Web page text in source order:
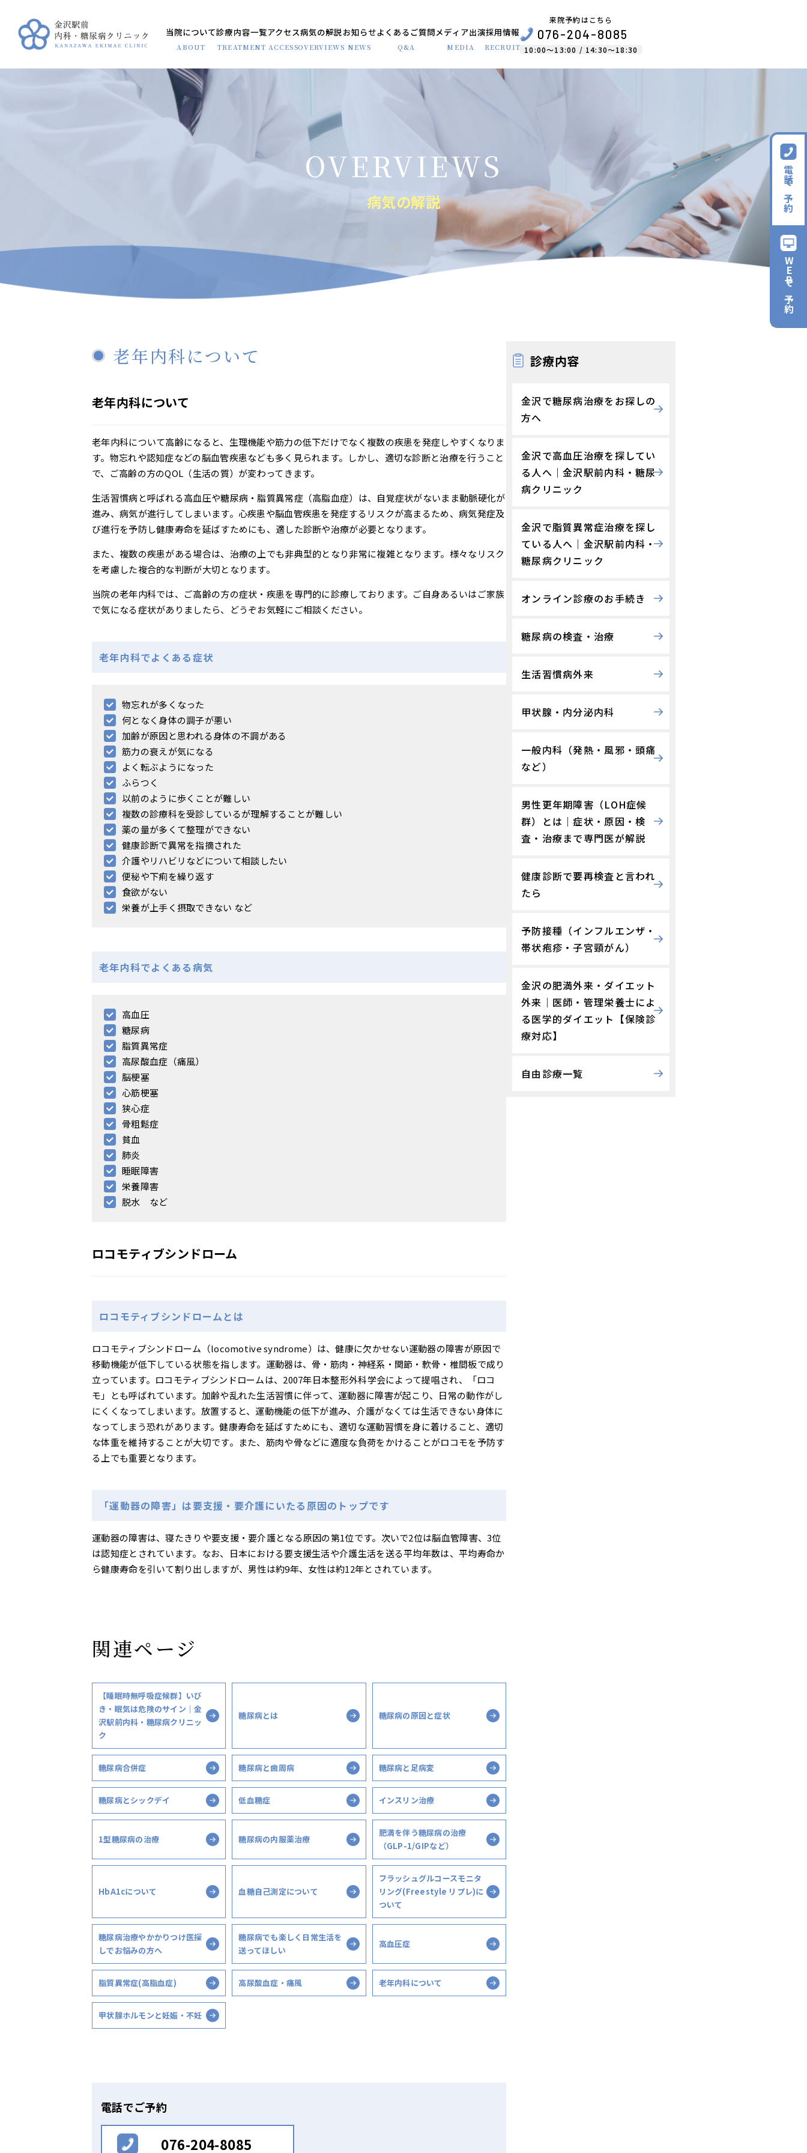
当院について
ABOUT
診療内容一覧
TREATMENT
アクセス
ACCESS
病気の解説
OVERVIEWS
お知らせ
NEWS
よくあるご質問
Q&A
メディア出演
MEDIA
採用情報
RECRUIT
来院予約はこちら
076-204-8085
10:00〜13:00 / 14:30〜18:30
電話で予約
WEBで予約
病気の解説
老年内科について
老年内科について
老年内科について高齢になると、生理機能や筋力の低下だけでなく複数の疾患を発症しやすくなりま
す。物忘れや認知症などの脳血管疾患なども多く見られます。しかし、適切な診断と治療を行うこと
で、ご高齢の方のQOL（生活の質）が変わってきます。
生活習慣病と呼ばれる高血圧や糖尿病・脂質異常症（高脂血症）は、自覚症状がないまま動脈硬化が
進み、病気が進行してしまいます。心疾患や脳血管疾患を発症するリスクが高まるため、病気発症及
び進行を予防し健康寿命を延ばすためにも、適した診断や治療が必要となります。
また、複数の疾患がある場合は、治療の上でも非典型的となり非常に複雑となります。様々なリスク
を考慮した複合的な判断が大切となります。
当院の老年内科では、ご高齢の方の症状・疾患を専門的に診療しております。ご自身あるいはご家族
で気になる症状がありましたら、どうぞお気軽にご相談ください。
老年内科でよくある症状
物忘れが多くなった
何となく身体の調子が悪い
加齢が原因と思われる身体の不調がある
筋力の衰えが気になる
よく転ぶようになった
ふらつく
以前のように歩くことが難しい
複数の診療科を受診しているが理解することが難しい
薬の量が多くて整理ができない
健康診断で異常を指摘された
介護やリハビリなどについて相談したい
便秘や下痢を繰り返す
食欲がない
栄養が上手く摂取できない など
老年内科でよくある病気
高血圧
糖尿病
脂質異常症
高尿酸血症（痛風）
脳梗塞
心筋梗塞
狭心症
骨粗鬆症
貧血
肺炎
睡眠障害
栄養障害
脱水 など
ロコモティブシンドローム
ロコモティブシンドロームとは
ロコモティブシンドローム（locomotive syndrome）は、健康に欠かせない運動器の障害が原因で
移動機能が低下している状態を指します。運動器は、骨・筋肉・神経系・関節・軟骨・椎間板で成り
立っています。ロコモティブシンドロームは、2007年日本整形外科学会によって提唱され、「ロコ
モ」とも呼ばれています。加齢や乱れた生活習慣に伴って、運動器に障害が起こり、日常の動作がし
にくくなってしまいます。放置すると、運動機能の低下が進み、介護がなくては生活できない身体に
なってしまう恐れがあります。健康寿命を延ばすためにも、適切な運動習慣を身に着けること、適切
な体重を維持することが大切です。また、筋肉や骨などに適度な負荷をかけることがロコモを予防す
る上でも重要となります。
「運動器の障害」は要支援・要介護にいたる原因のトップです
運動器の障害は、寝たきりや要支援・要介護となる原因の第1位です。次いで2位は脳血管障害、3位
は認知症とされています。なお、日本における要支援生活や介護生活を送る平均年数は、平均寿命か
ら健康寿命を引いて割り出しますが、男性は約9年、女性は約12年とされています。
関連ページ
【睡眠時無呼吸症候群】いび
き・眠気は危険のサイン｜金
沢駅前内科・糖尿病クリニッ
ク
糖尿病とは 糖尿病の原因と症状
糖尿病合併症 糖尿病と歯周病 糖尿病と足病変
糖尿病とシックデイ 低血糖症 インスリン治療
1型糖尿病の治療 糖尿病の内服薬治療
肥満を伴う糖尿病の治療
（GLP-1/GIPなど）
HbA1cについて 血糖自己測定について
フラッシュグルコースモニタ
リング(Freestyle リプレ)に
ついて
糖尿病治療やかかりつけ医探
しでお悩みの方へ
糖尿病でも楽しく日常生活を
送ってほしい
高血圧症
脂質異常症(高脂血症) 高尿酸血症・痛風 老年内科について
甲状腺ホルモンと妊娠・不妊
電話でご予約
076-204-8085
診療内容
金沢で糖尿病治療をお探しの
方へ
金沢で高血圧治療を探してい
る人へ｜金沢駅前内科・糖尿
病クリニック
金沢で脂質異常症治療を探し
ている人へ｜金沢駅前内科・
糖尿病クリニック
オンライン診療のお手続き
糖尿病の検査・治療
生活習慣病外来
甲状腺・内分泌内科
一般内科（発熱・風邪・頭痛
など）
男性更年期障害（LOH症候
群）とは｜症状・原因・検
査・治療まで専門医が解説
健康診断で要再検査と言われ
たら
予防接種（インフルエンザ・
帯状疱疹・子宮頸がん）
金沢の肥満外来・ダイエット
外来｜医師・管理栄養士によ
る医学的ダイエット【保険診
療対応】
自由診療一覧